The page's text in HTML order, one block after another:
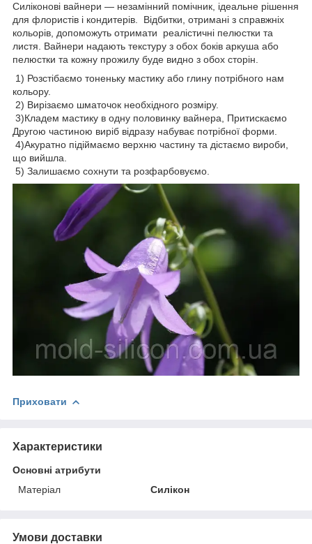
Силіконові вайнери — незамінний помічник, ідеальне рішення
для флористів і кондитерів. Відбитки, отримані з справжніх
кольорів, допоможуть отримати реалістичні пелюстки та
листя. Вайнери надають текстуру з обох боків аркуша або
пелюстки та кожну прожилу буде видно з обох сторін.
1) Розстібаємо тоненьку мастику або глину потрібного нам
кольору.
2) Вирізаємо шматочок необхідного розміру.
3)Кладем мастику в одну половинку вайнера, Притискаємо
Другою частиною виріб відразу набуває потрібної форми.
4)Акуратно підіймаємо верхню частину та дістаємо вироби,
що вийшла.
5) Залишаємо сохнути та розфарбовуємо.
Приховати
Характеристики
Основні атрибути
Матеріал
Силікон
Умови доставки